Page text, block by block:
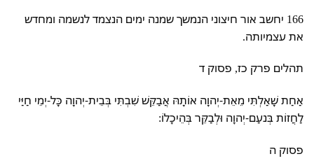
166 יחשב אור חיצוני הנמשך שמנה ימים הנצמד לנשמה ומחדש
את עצמיותה.
תהלים פרק כז, פסוק ד
אַחַת שָׁאַלְתִּי מֵאֵת-יְהוָה אוֹתָהּ אֲבַקֵּשׁ שִׁבְתִּי בְּבֵית-יְהוָה כָּל-יְמֵי חַיַּי
לַחֲזוֹת בְּנעַם-יְהוָה וּלְבַקֵּר בְּהֵיכָלוֹ:
פסוק ה